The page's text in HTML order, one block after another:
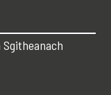
Sgitheanach